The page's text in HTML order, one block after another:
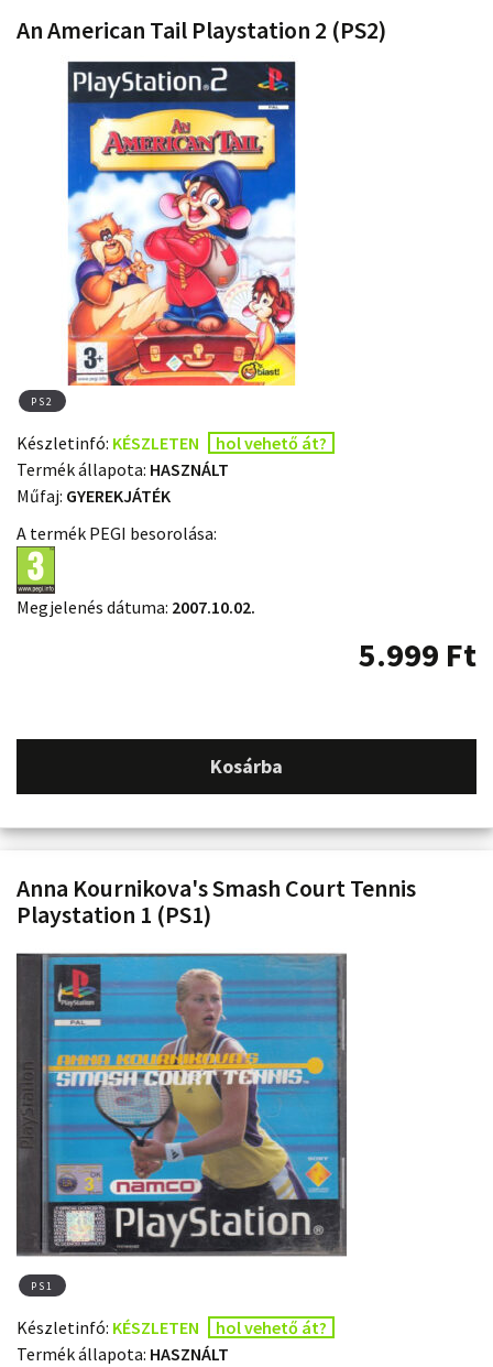
An American Tail Playstation 2 (PS2)
PS2
Készletinfó: KÉSZLETEN
hol vehető át?
Termék állapota: HASZNÁLT
Műfaj: GYEREKJÁTÉK
A termék PEGI besorolása:
Megjelenés dátuma: 2007.10.02.
5.999 Ft
Kosárba
Anna Kournikova's Smash Court Tennis
Playstation 1 (PS1)
PS1
Készletinfó: KÉSZLETEN
hol vehető át?
Termék állapota: HASZNÁLT